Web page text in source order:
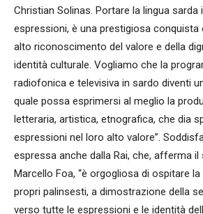
Christian Solinas. Portare la lingua sarda
espressioni, è una prestigiosa conquista
alto riconoscimento del valore e della
identità culturale. Vogliamo che la
radiofonica e televisiva in sardo diventi
quale possa esprimersi al meglio la
letteraria, artistica, etnografica, che dia
espressioni nel loro alto valore”.
espressa anche dalla Rai, che, afferma il
Marcello Foa, “è orgogliosa di ospitare
propri palinsesti, a dimostrazione della
verso tutte le espressioni e le identità